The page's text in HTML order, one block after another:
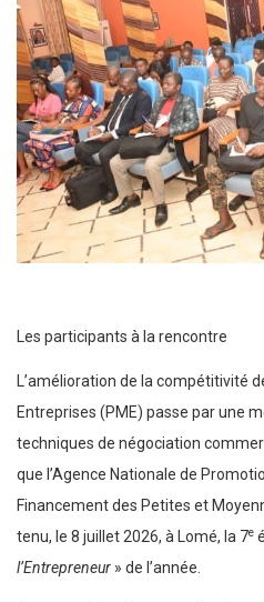
Les participants à la rencontre
L’amélioration de la compétitivité
Entreprises (PME) passe par une
techniques de négociation
que l’Agence Nationale de
Financement des Petites et
tenu, le 8 juillet 2026, à Lomé, la 7e
l’Entrepreneur » de l’année.